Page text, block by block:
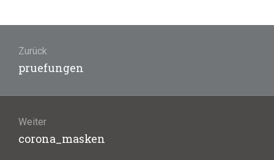
Zurück
Vorheriger
pruefungen
Weiter
Nächster
corona_masken